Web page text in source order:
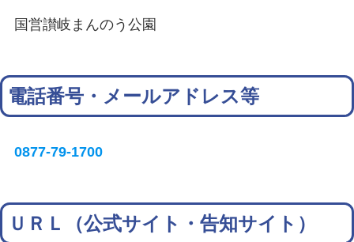
国営讃岐まんのう公園
電話番号・メールアドレス等
0877-79-1700
ＵＲＬ（公式サイト・告知サイト）